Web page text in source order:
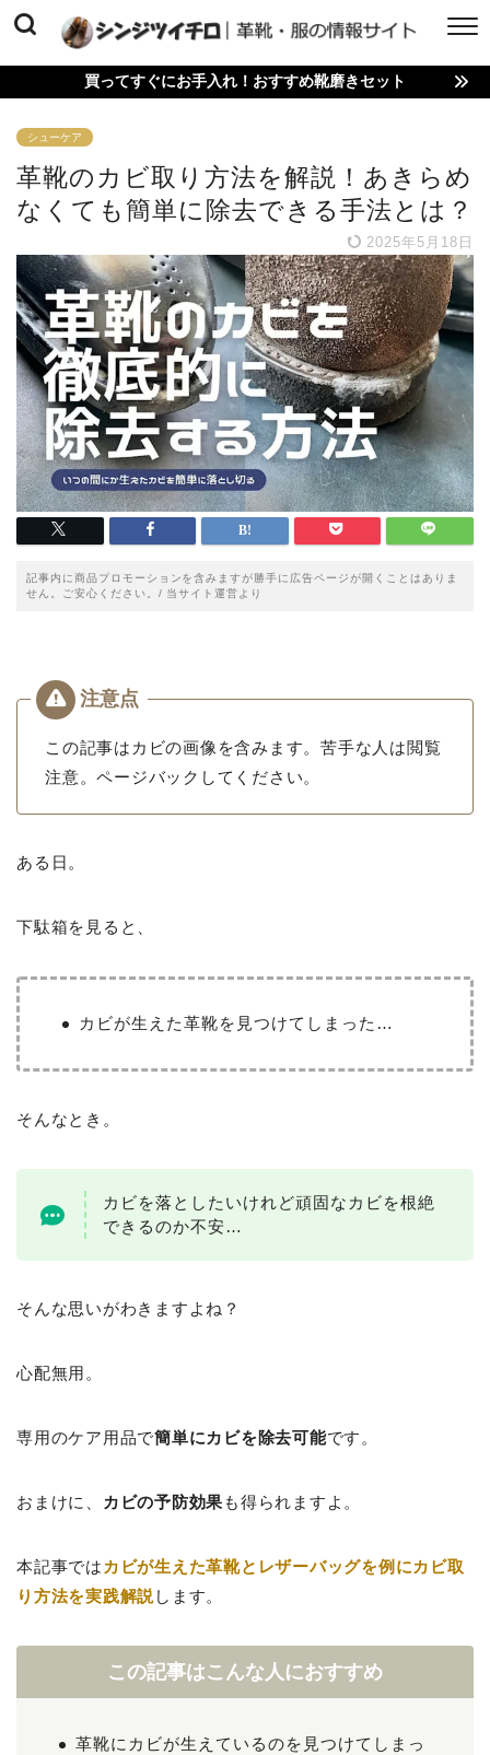
買ってすぐにお手入れ！おすすめ靴磨きセット
シューケア
革靴のカビ取り方法を解説！あきらめ
なくても簡単に除去できる手法とは？
2025年5月18日
記事内に商品プロモーションを含みますが勝手に広告ページが開くことはありま
せん。ご安心ください。/ 当サイト運営より
この記事はカビの画像を含みます。苦手な人は閲覧
注意。ページバックしてください。
ある日。
下駄箱を見ると、
カビが生えた革靴を見つけてしまった…
そんなとき。
カビを落としたいけれど頑固なカビを根絶
できるのか不安…
そんな思いがわきますよね？
心配無用。
専用のケア用品で簡単にカビを除去可能です。
おまけに、 カビの予防効果 も得られますよ。
本記事では カビが生えた革靴とレザーバッグを例にカビ取
り方法を実践解説します。
この記事はこんな人におすすめ
革靴にカビが生えているのを見つけてしまっ